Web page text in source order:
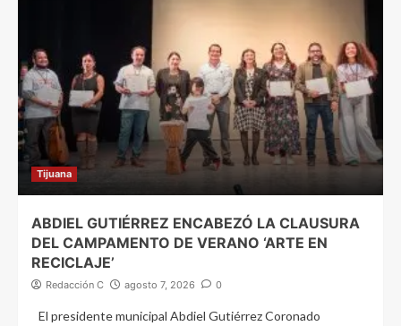
Tijuana
ABDIEL GUTIÉRREZ ENCABEZÓ LA CLAUSURA
DEL CAMPAMENTO DE VERANO ‘ARTE EN
RECICLAJE’
Redacción C agosto 7, 2026 0
El presidente municipal Abdiel Gutiérrez Coronado